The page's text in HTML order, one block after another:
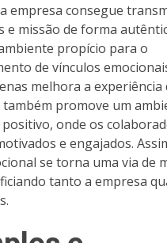
empresa consegue
e missão de forma
propício para o
de vínculos
melhora a experiência
também promove um
onde os
e engajados.
se torna uma via de
tanto a empresa